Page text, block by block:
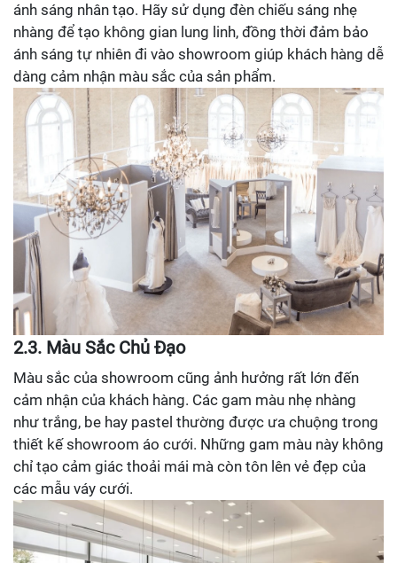
ánh sáng nhân tạo. Hãy sử dụng đèn chiếu sáng nhẹ
nhàng để tạo không gian lung linh, đồng thời đảm bảo
ánh sáng tự nhiên đi vào showroom giúp khách hàng dễ
dàng cảm nhận màu sắc của sản phẩm.
2.3. Màu Sắc Chủ Đạo
Màu sắc của showroom cũng ảnh hưởng rất lớn đến
cảm nhận của khách hàng. Các gam màu nhẹ nhàng
như trắng, be hay pastel thường được ưa chuộng trong
thiết kế showroom áo cưới. Những gam màu này không
chỉ tạo cảm giác thoải mái mà còn tôn lên vẻ đẹp của
các mẫu váy cưới.